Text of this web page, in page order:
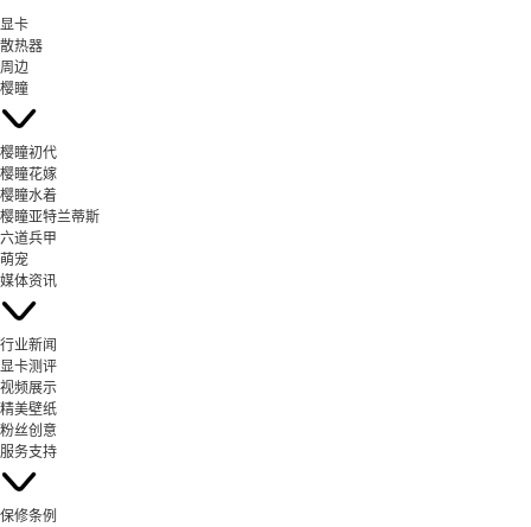
显卡
散热器
周边
樱瞳
樱瞳初代
樱瞳花嫁
樱瞳水着
樱瞳亚特兰蒂斯
六道兵甲
萌宠
媒体资讯
行业新闻
显卡测评
视频展示
精美壁纸
粉丝创意
服务支持
保修条例